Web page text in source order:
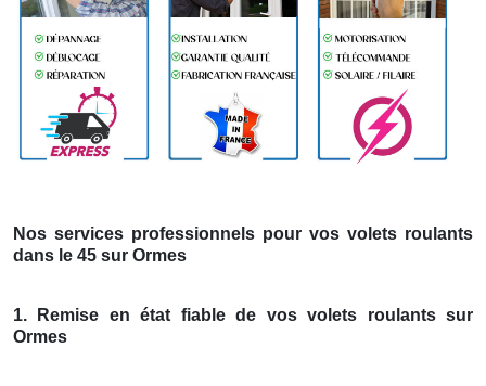
Nos services professionnels pour vos volets roulants
dans le 45 sur Ormes
1. Remise en état fiable de vos volets roulants sur
Ormes